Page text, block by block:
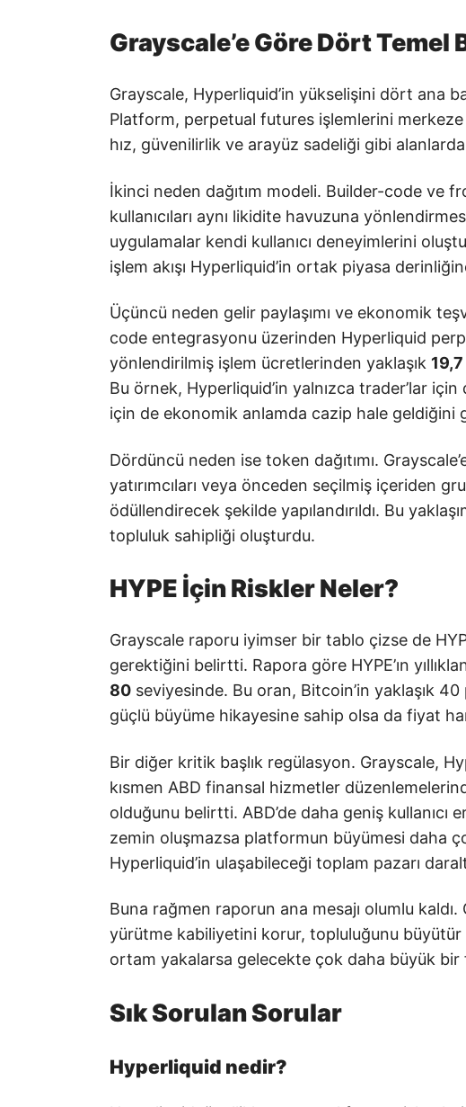
Grayscale’e Göre Dört Temel
Grayscale, Hyperliquid’in yükselişini dört ana
Platform, perpetual futures işlemlerini
hız, güvenilirlik ve arayüz sadeliği gibi
İkinci neden dağıtım modeli. Builder-code ve
kullanıcıları aynı likidite havuzuna
uygulamalar kendi kullanıcı deneyimlerini
işlem akışı Hyperliquid’in ortak piyasa
Üçüncü neden gelir paylaşımı ve ekonomik
code entegrasyonu üzerinden Hyperliquid
yönlendirilmiş işlem ücretlerinden yaklaşık
Bu örnek, Hyperliquid’in yalnızca trader’lar
için de ekonomik anlamda cazip hale geldiğini
Dördüncü neden ise token dağıtımı.
yatırımcıları veya önceden seçilmiş içeriden
ödüllendirecek şekilde yapılandırıldı. Bu
topluluk sahipliği oluşturdu.
HYPE İçin Riskler Neler?
Grayscale raporu iyimser bir tablo çizse de
gerektiğini belirtti. Rapora göre HYPE’ın
80 seviyesinde. Bu oran, Bitcoin’in yaklaşık
güçlü büyüme hikayesine sahip olsa da fiyat
Bir diğer kritik başlık regülasyon. Grayscale,
kısmen ABD finansal hizmetler
olduğunu belirtti. ABD’de daha geniş kullanıcı
zemin oluşmazsa platformun büyümesi daha
Hyperliquid’in ulaşabileceği toplam pazarı
Buna rağmen raporun ana mesajı olumlu
yürütme kabiliyetini korur, topluluğunu
ortam yakalarsa gelecekte çok daha büyük bir
Sık Sorulan Sorular
Hyperliquid nedir?